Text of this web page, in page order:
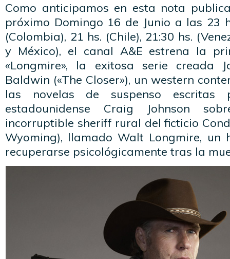
Como anticipamos en esta nota
próximo Domingo 16 de Junio a las 23
(Colombia), 21 hs. (Chile), 21:30 hs.
y México), el canal A&E estrena la
«Longmire», la exitosa serie creada
Baldwin («The Closer»), un western
las novelas de suspenso escritas
estadounidense Craig Johnson
incorruptible sheriff rural del ficticio
Wyoming), llamado Walt Longmire, un
recuperarse psicológicamente tras la